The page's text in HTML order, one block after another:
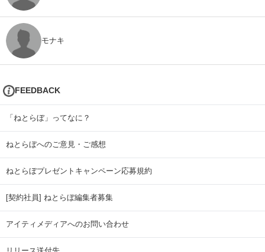
モナキ
FEEDBACK
「ねとらぼ」ってなに？
ねとらぼへのご意見・ご感想
ねとらぼプレゼントキャンペーン応募規約
[契約社員] ねとらぼ編集者募集
アイティメディアへのお問い合わせ